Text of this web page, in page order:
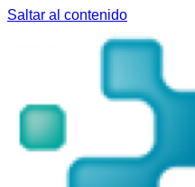
Saltar al contenido